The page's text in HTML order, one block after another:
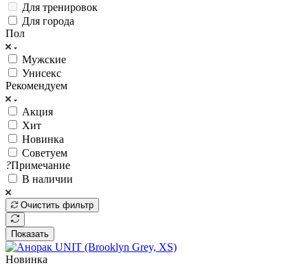
Для тренировок
Для города
Пол
Мужские
Унисекс
Рекомендуем
Акция
Хит
Новинка
Советуем
?Примечание
В наличии
Очистить фильтр
Показать
Новинка